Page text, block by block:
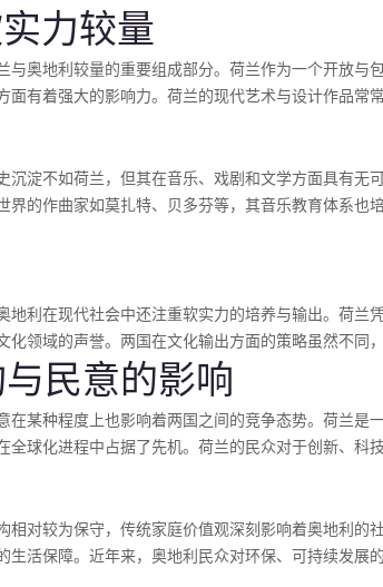
力较量
与奥地利较量的重要组成部分。荷兰作为一个开放
面有着强大的影响力。荷兰的现代艺术与设计作品常
沉淀不如荷兰，但其在音乐、戏剧和文学方面具有
界的作曲家如莫扎特、贝多芬等，其音乐教育体系
地利在现代社会中还注重软实力的培养与输出。荷
化领域的声誉。两国在文化输出方面的策略虽然不同
民意的影响
在某种程度上也影响着两国之间的竞争态势。荷兰
全球化进程中占据了先机。荷兰的民众对于创新、科
相对较为保守，传统家庭价值观深刻影响着奥地利
生活保障。近年来，奥地利民众对环保、可持续发展